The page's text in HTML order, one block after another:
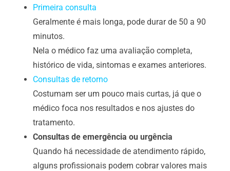
Primeira consulta
Geralmente é mais longa, pode durar de 50 a 90
minutos.
Nela o médico faz uma avaliação completa,
histórico de vida, sintomas e exames anteriores.
Consultas de retorno
Costumam ser um pouco mais curtas, já que o
médico foca nos resultados e nos ajustes do
tratamento.
Consultas de emergência ou urgência
Quando há necessidade de atendimento rápido,
alguns profissionais podem cobrar valores mais